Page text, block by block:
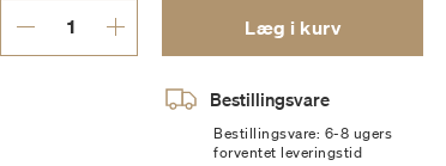
Læg i kurv
Bestillingsvare
Bestillingsvare: 6-8 ugers
forventet leveringstid